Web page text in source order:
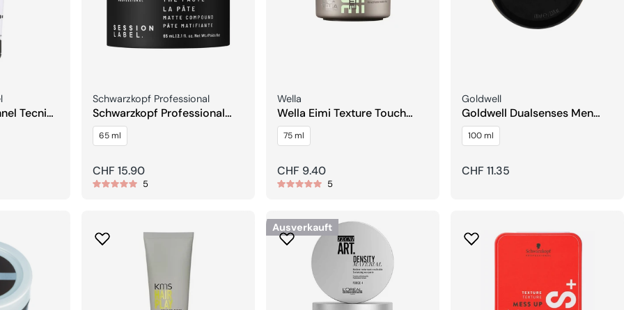
Tecni
Verkäufer:
Schwarzkopf Professional
Schwarzkopf Professional
SESSION LABEL The Paste
Compound
65 ml
Regulärer
Preis
CHF 15.90
5
Verkäufer:
Wella
Wella Eimi Texture Touch
Reworkable Matte Clay
75 ml
Regulärer
Preis
CHF 9.40
5
Verkäufer:
Goldwell
Goldwell Dualsenses Men
Texture Cream Paste
100 ml
Regulärer
CHF 11.35
Ausverkauft